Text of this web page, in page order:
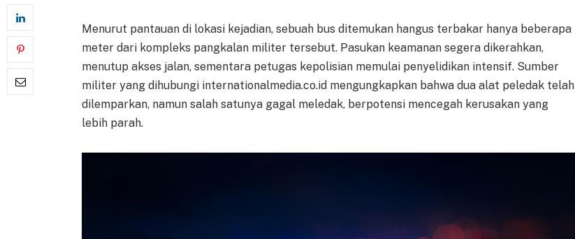
Menurut pantauan di lokasi kejadian, sebuah bus ditemukan hangus terbakar hanya beberapa
meter dari kompleks pangkalan militer tersebut. Pasukan keamanan segera dikerahkan,
menutup akses jalan, sementara petugas kepolisian memulai penyelidikan intensif. Sumber
militer yang dihubungi internationalmedia.co.id mengungkapkan bahwa dua alat peledak telah
dilemparkan, namun salah satunya gagal meledak, berpotensi mencegah kerusakan yang
lebih parah.